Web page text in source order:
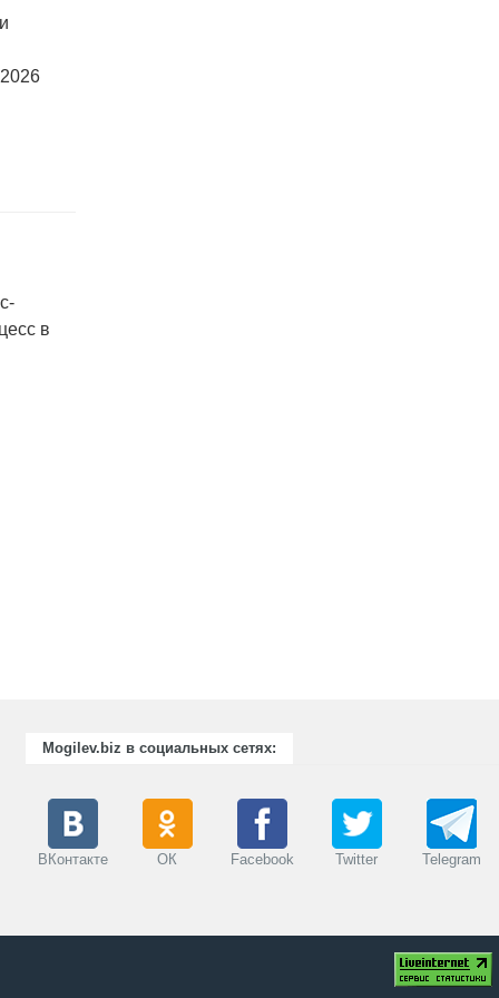
в
Mogilev.biz в социальных сетях:
ВКонтакте ОК Facebook Twitter Telegram